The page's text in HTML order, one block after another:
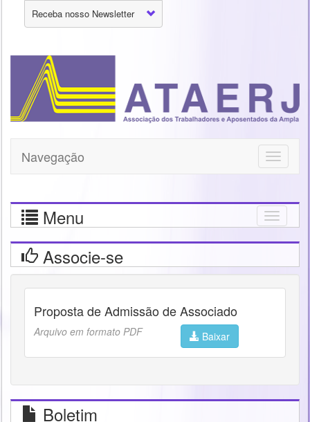
Receba nosso Newsletter
Toggle
Navegação
Menu
Associe-se
Proposta de Admissão de Associado
Arquivo em formato PDF Baixar
Boletim